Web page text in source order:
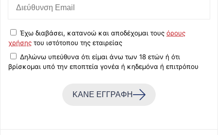
Έχω διαβάσει, κατανοώ και αποδέχομαι τους όρους
χρήσης του ιστότοπου της εταιρείας
Δηλώνω υπεύθυνα ότι είμαι άνω των 18 ετών ή ότι
βρίσκομαι υπό την εποπτεία γονέα ή κηδεμόνα ή επιτρόπου
ΚΑΝΕ ΕΓΓΡΑΦΗ